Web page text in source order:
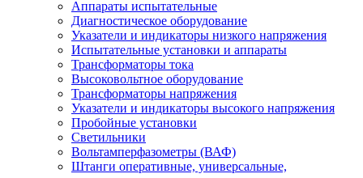
Аппараты испытательные
Диагностическое оборудование
Указатели и индикаторы низкого напряжения
Испытательные установки и аппараты
Трансформаторы тока
Высоковольтное оборудование
Трансформаторы напряжения
Указатели и индикаторы высокого напряжения
Пробойные установки
Светильники
Вольтамперфазометры (ВАФ)
Штанги оперативные, универсальные,